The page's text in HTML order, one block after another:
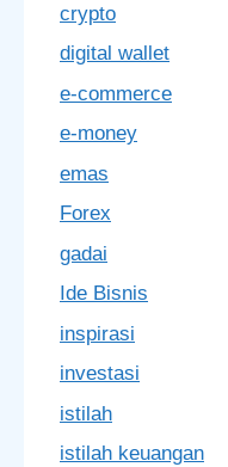
crypto
digital wallet
e-commerce
e-money
emas
Forex
gadai
Ide Bisnis
inspirasi
investasi
istilah
istilah keuangan